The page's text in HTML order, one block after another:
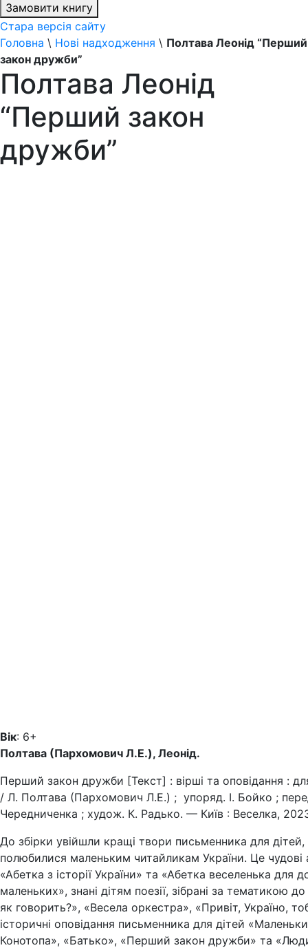
Замовити книгу
Стара версія сайту
Головна \ Нові надходження \ Полтава Леонід “Перший
закон дружби”
Полтава Леонід
“Перший закон
дружби”
Вік: 6+
Полтава (Пархомович Л.Е.), Леонід.
Перший закон дружби [Текст] : вірші та оповідання :
/ Л. Полтава (Пархомович Л.Е.) ; упоряд. І. Бойко ;
Чередниченка ; худож. К. Радько. — Київ : Веселка,
До збірки увійшли кращі твори письменника для дітей,
полюбилися маленьким читайликам України. Це чудові
«Абетка з історії України» та «Абетка веселенька для
маленьких», знані дітям поезії, зібрані за тематикою
як говорить?», «Весела оркестра», «Привіт, Україно,
історичні оповідання письменника для дітей
Конотопа», «Батько», «Перший закон дружби» та